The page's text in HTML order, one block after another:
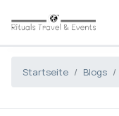
Startseite Blogs